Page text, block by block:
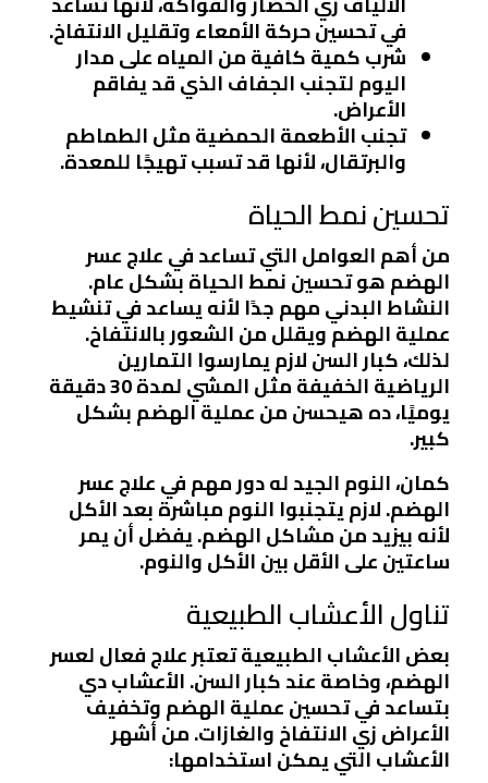
في تحسين حركة الأمعاء وتقليل الانتفاخ.
شرب كمية كافية من المياه على مدار
اليوم لتجنب الجفاف الذي قد يفاقم
الأعراض.
تجنب الأطعمة الحمضية مثل الطماطم
والبرتقال، لأنها قد تسبب تهيجًا للمعدة.
تحسين نمط الحياة
من أهم العوامل التي تساعد في علاج عسر
الهضم هو تحسين نمط الحياة بشكل عام.
النشاط البدني مهم جدًا لأنه يساعد في تنشيط
عملية الهضم ويقلل من الشعور بالانتفاخ.
لذلك، كبار السن لازم يمارسوا التمارين
الرياضية الخفيفة مثل المشي لمدة 30 دقيقة
يوميًا، ده هيحسن من عملية الهضم بشكل
كبير.
كمان، النوم الجيد له دور مهم في علاج عسر
الهضم. لازم يتجنبوا النوم مباشرة بعد الأكل
لأنه بيزيد من مشاكل الهضم. يفضل أن يمر
ساعتين على الأقل بين الأكل والنوم.
تناول الأعشاب الطبيعية
بعض الأعشاب الطبيعية تعتبر علاج فعال لعسر
الهضم، وخاصة عند كبار السن. الأعشاب دي
بتساعد في تحسين عملية الهضم وتخفيف
الأعراض زي الانتفاخ والغازات. من أشهر
الأعشاب التي يمكن استخدامها: